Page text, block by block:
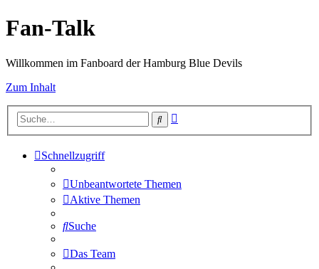
Fan-Talk
Willkommen im Fanboard der Hamburg Blue Devils
Zum Inhalt
Suche
Schnellzugriff
Unbeantwortete Themen
Aktive Themen
Suche
Das Team